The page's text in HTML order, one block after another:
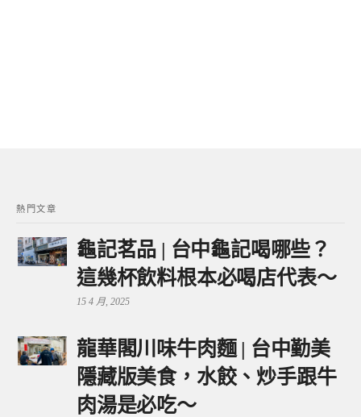
熱門文章
龜記茗品 | 台中龜記喝哪些？
這幾杯飲料根本必喝店代表～
15 4 月, 2025
龍華閣川味牛肉麵 | 台中勤美
隱藏版美食，水餃、炒手跟牛
肉湯是必吃～